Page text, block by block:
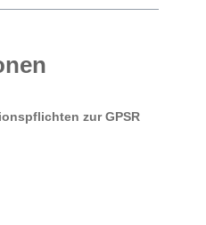
zur GPSR